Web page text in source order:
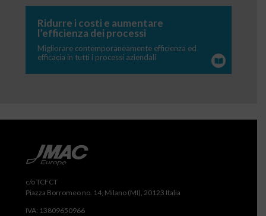
Ridurre i costi e aumentare
l’efficienza dei processi
Migliorare contemporaneamente efficienza ed
efficacia in tutti i processi aziendali
c/o TCFCT
Piazza Borromeo no. 14, Milano (MI), 20123 Italia
IVA: 13809650966